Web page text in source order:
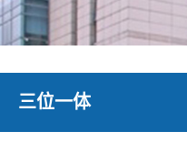
三位一体